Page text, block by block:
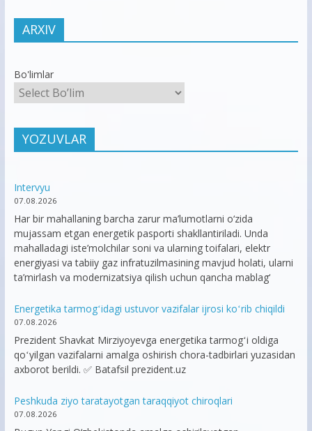
ARXIV
Bo'limlar
YOZUVLAR
Intervyu
07.08.2026
Har bir mahallaning barcha zarur ma’lumotlarni o‘zida
mujassam etgan energetik pasporti shakllantiriladi. Unda
mahalladagi iste’molchilar soni va ularning toifalari, elektr
energiyasi va tabiiy gaz infratuzilmasining mavjud holati, ularni
ta’mirlash va modernizatsiya qilish uchun qancha mablag‘
Energetika tarmogʻidagi ustuvor vazifalar ijrosi koʻrib chiqildi
07.08.2026
Prezident Shavkat Mirziyoyevga energetika tarmogʻi oldiga
qoʻyilgan vazifalarni amalga oshirish chora-tadbirlari yuzasidan
axborot berildi. ✅ Batafsil prezident.uz
Peshkuda ziyo taratayotgan taraqqiyot chiroqlari
07.08.2026